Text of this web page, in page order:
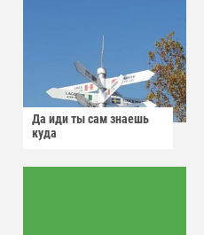
Да иди ты сам знаешь
куда